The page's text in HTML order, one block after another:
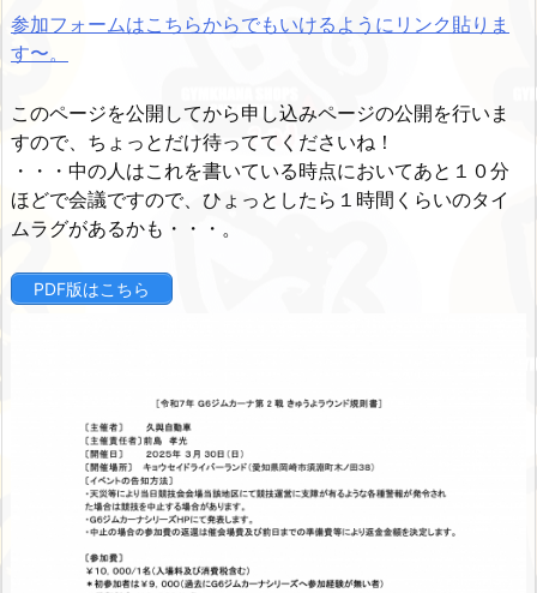
参加フォームはこちらからでもいけるようにリンク貼りま
す〜。
このページを公開してから申し込みページの公開を行いま
すので、ちょっとだけ待っててくださいね！
・・・中の人はこれを書いている時点においてあと１０分
ほどで会議ですので、ひょっとしたら１時間くらいのタイ
ムラグがあるかも・・・。
PDF版はこちら